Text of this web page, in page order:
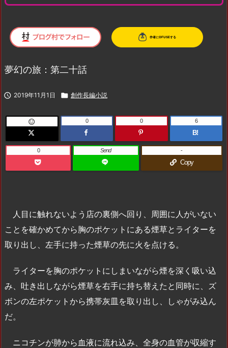
夢幻の旅：第二十話
 2019年11月1日  創作長編小説
 0 0
B!
6
0 Send
Copy
-
人目に触れないよう店の裏側へ回り、周囲に人がいない
ことを確かめてから胸のポケットにある煙草とライターを
取り出し、左手に持った煙草の先に火を点ける。
ライターを胸のポケットにしまいながら煙を深く吸い込
み、吐き出しながら煙草を右手に持ち替えたと同時に、ズ
ボンの左ポケットから携帯灰皿を取り出し、しゃがみ込ん
だ。
ニコチンが肺から血液に流れ込み、全身の血管が収縮す